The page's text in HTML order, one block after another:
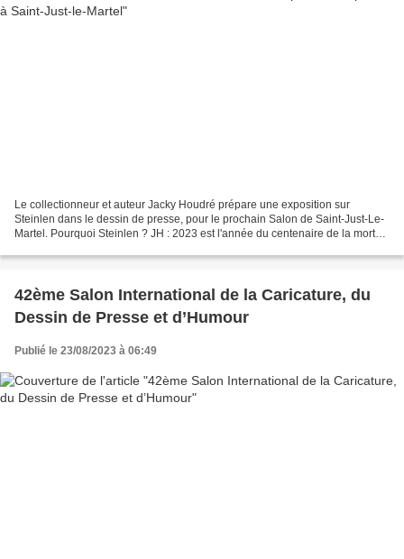
Le collectionneur et auteur Jacky Houdré prépare une exposition sur
Steinlen dans le dessin de presse, pour le prochain Salon de Saint-Just-Le-
Martel. Pourquoi Steinlen ? JH : 2023 est l'année du centenaire de la mort
42ème Salon International de la Caricature, du
Dessin de Presse et d’Humour
Publié le 23/08/2023 à 06:49